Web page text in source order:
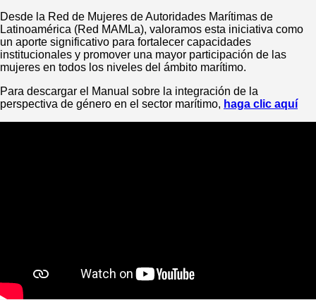
Desde la Red de Mujeres de Autoridades Marítimas de
Latinoamérica (Red MAMLa), valoramos esta iniciativa como
un aporte significativo para fortalecer capacidades
institucionales y promover una mayor participación de las
mujeres en todos los niveles del ámbito marítimo.
Para descargar el Manual sobre la integración de la
perspectiva de género en el sector marítimo, haga clic aquí